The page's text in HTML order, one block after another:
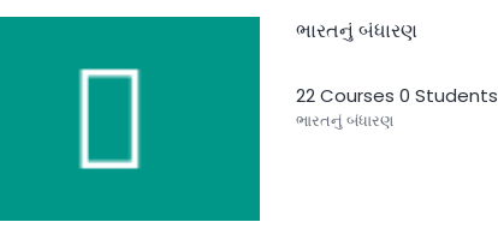
ભારતનું બંધારણ
22 Courses 0 Students
ભારતનું બંધારણ